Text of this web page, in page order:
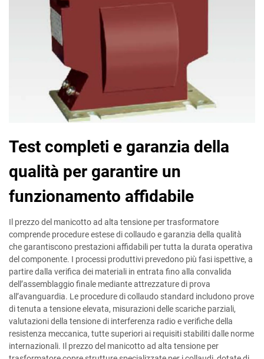
Test completi e garanzia della
qualità per garantire un
funzionamento affidabile
Il prezzo del manicotto ad alta tensione per trasformatore
comprende procedure estese di collaudo e garanzia della qualità
che garantiscono prestazioni affidabili per tutta la durata operativa
del componente. I processi produttivi prevedono più fasi ispettive, a
partire dalla verifica dei materiali in entrata fino alla convalida
dell’assemblaggio finale mediante attrezzature di prova
all’avanguardia. Le procedure di collaudo standard includono prove
di tenuta a tensione elevata, misurazioni delle scariche parziali,
valutazioni della tensione di interferenza radio e verifiche della
resistenza meccanica, tutte superiori ai requisiti stabiliti dalle norme
internazionali. Il prezzo del manicotto ad alta tensione per